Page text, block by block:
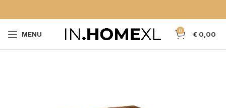
MENU 0 € 0,00